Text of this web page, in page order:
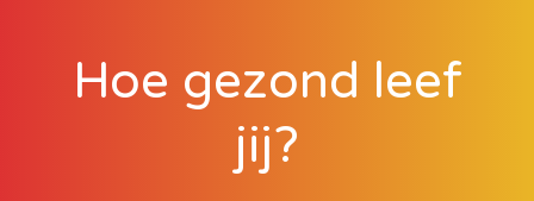
Hoe gezond leef
jij?